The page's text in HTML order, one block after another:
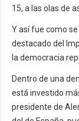
15, a las olas de
Y así fue como
destacado del
la democracia
Dentro de una
está investido
presidente de